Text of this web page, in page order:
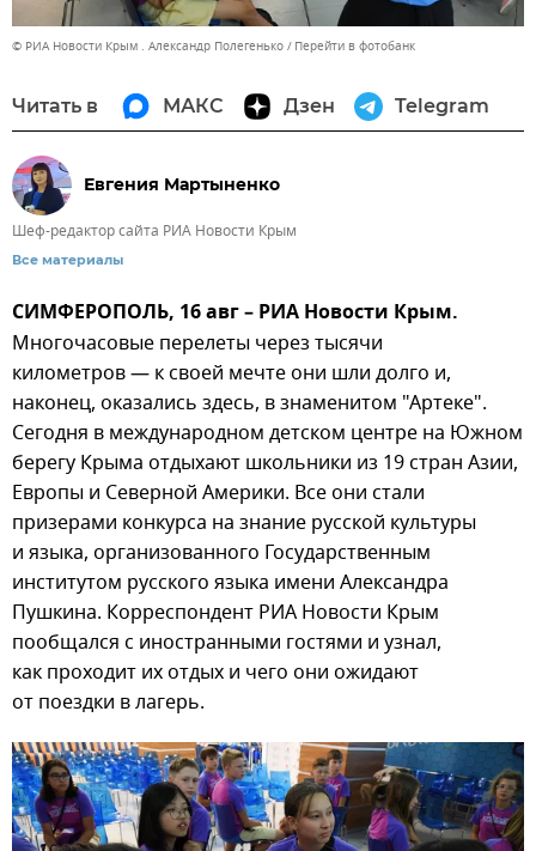
© РИА Новости Крым . Александр Полегенько Перейти в фотобанк
Читать в МАКС Дзен Telegram
Евгения Мартыненко
Шеф-редактор сайта РИА Новости Крым
Все материалы
СИМФЕРОПОЛЬ, 16 авг – РИА Новости Крым.
Многочасовые перелеты через тысячи
километров — к своей мечте они шли долго и,
наконец, оказались здесь, в знаменитом "Артеке".
Сегодня в международном детском центре на Южном
берегу Крыма отдыхают школьники из 19 стран Азии,
Европы и Северной Америки. Все они стали
призерами конкурса на знание русской культуры
и языка, организованного Государственным
институтом русского языка имени Александра
Пушкина. Корреспондент РИА Новости Крым
пообщался с иностранными гостями и узнал,
как проходит их отдых и чего они ожидают
от поездки в лагерь.